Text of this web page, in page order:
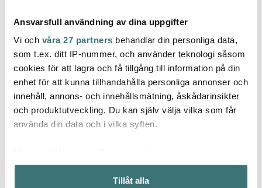
Ansvarsfull användning av dina uppgifter
Vi och våra 27 partners behandlar din personliga data,
som t.ex. ditt IP-nummer, och använder teknologi såsom
cookies för att lagra och få tillgång till information på din
enhet för att kunna tillhandahålla personliga annonser och
innehåll, annons- och innehållsmätning, åskådarinsikter
och produktutveckling. Du kan själv välja vilka som får
använda din data och i vilka syften.
Samla in information om din geografiska plats som
kan ha en noggrannhet på upp till flera meter
Tillåt alla
Fanni K
Phila grytunderlägg 20
cm granit-sand
129 kr
Fanni K
Raitti grytvante 14x33
cm granit
129 kr
Raitti